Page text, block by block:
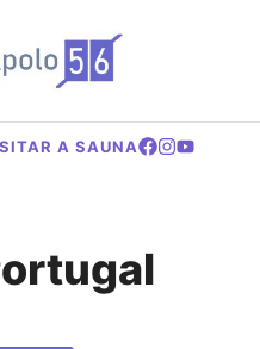
A SAUNA